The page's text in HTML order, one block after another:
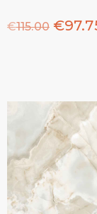
€115.00 €